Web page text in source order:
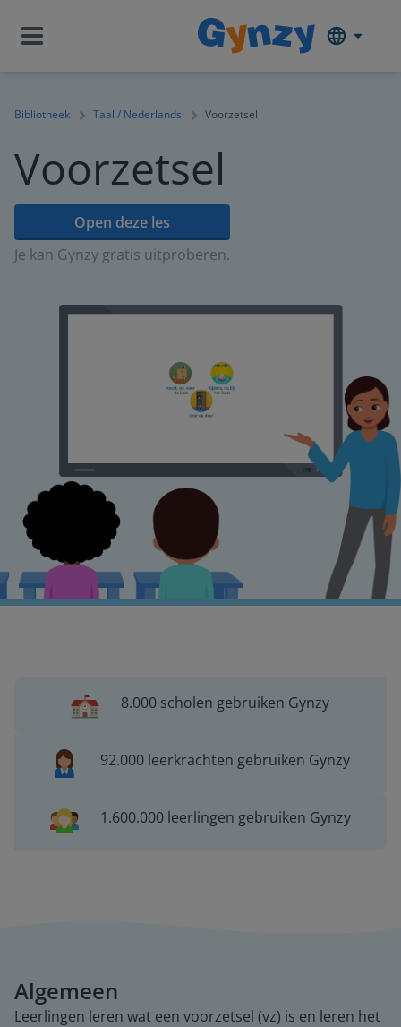
Bibliotheek Taal / Nederlands Voorzetsel
Voorzetsel
Open deze les
Je kan Gynzy gratis uitproberen.
8.000 scholen gebruiken Gynzy
92.000 leerkrachten gebruiken Gynzy
1.600.000 leerlingen gebruiken Gynzy
Algemeen
Leerlingen leren wat een voorzetsel (vz) is en leren het